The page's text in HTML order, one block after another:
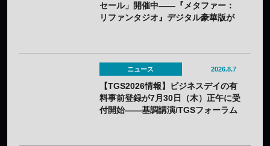
セール」開催中——『メタファー：
リファンタジオ』デジタル豪華版が
ニュース 2026.8.7
【TGS2026情報】ビジネスデイの有
料事前登録が7月30日（木）正午に受
付開始——基調講演/TGSフォーラム